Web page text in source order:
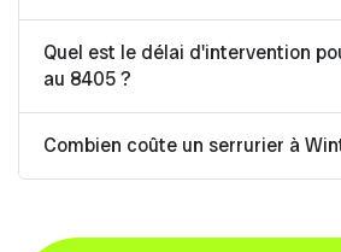
Quel est le délai d'intervention
au 8405 ?
Combien coûte un serrurier à